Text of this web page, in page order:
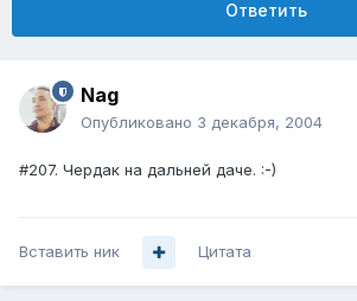
Ответить
Nag
Опубликовано 3 декабря, 2004
#207. Чердак на дальней даче. :-)
Вставить ник Цитата